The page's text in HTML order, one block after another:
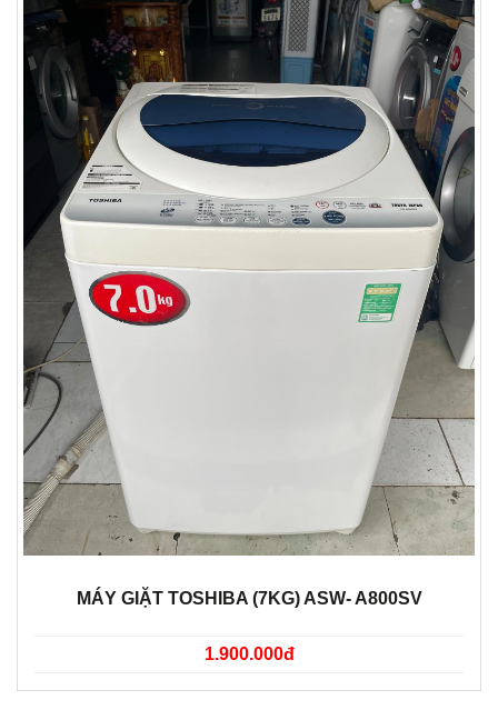
MÁY GIẶT TOSHIBA (7KG) ASW- A800SV
1.900.000đ